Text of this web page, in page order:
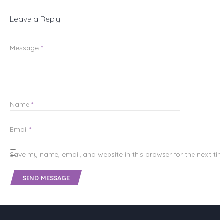
Leave a Reply
Message *
Name *
Email *
Save my name, email, and website in this browser for the next